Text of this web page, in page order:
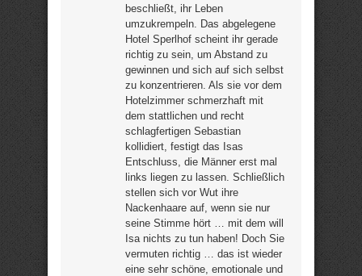
beschließt, ihr Leben
umzukrempeln. Das abgelegene
Hotel Sperlhof scheint ihr gerade
richtig zu sein, um Abstand zu
gewinnen und sich auf sich selbst
zu konzentrieren. Als sie vor dem
Hotelzimmer schmerzhaft mit
dem stattlichen und recht
schlagfertigen Sebastian
kollidiert, festigt das Isas
Entschluss, die Männer erst mal
links liegen zu lassen. Schließlich
stellen sich vor Wut ihre
Nackenhaare auf, wenn sie nur
seine Stimme hört … mit dem will
Isa nichts zu tun haben! Doch Sie
vermuten richtig … das ist wieder
eine sehr schöne, emotionale und